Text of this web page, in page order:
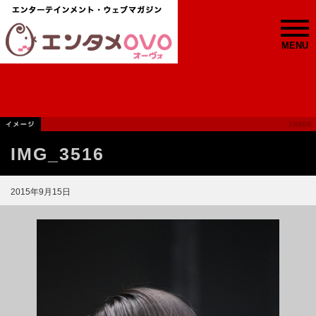
MENU
IMG_3516
2015年9月15日